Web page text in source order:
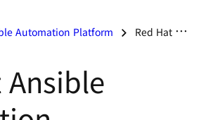
Automation Platform Red Hat Ansible Automation Platform을 통한 Microsoft Windows 자동화
Ansible